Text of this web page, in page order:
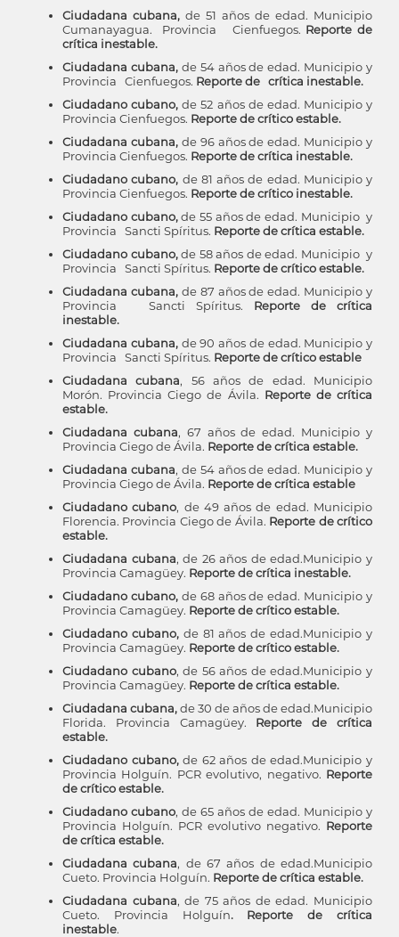
Ciudadana cubana, de 51 años de edad. Municipio
Cumanayagua. Provincia Cienfuegos. Reporte de
crítica inestable.
Ciudadana cubana,de 54 años de edad. Municipio y
Provincia Cienfuegos. Reporte de crítica inestable.
Ciudadano cubano, de 52 años de edad. Municipio y
Provincia Cienfuegos. Reporte de crítico estable.
Ciudadana cubana,de 96 años de edad. Municipio y
Provincia Cienfuegos. Reporte de crítica inestable.
Ciudadano cubano, de 81 años de edad. Municipio y
Provincia Cienfuegos. Reporte de crítico inestable.
Ciudadano cubano,de 55 años de edad. Municipio y
Provincia Sancti Spíritus. Reporte de crítica estable.
Ciudadano cubano,de 58 años de edad. Municipio y
Provincia Sancti Spíritus. Reporte de crítico estable.
Ciudadana cubana,de 87 años de edad. Municipio y
Provincia Sancti Spíritus. Reporte de crítica
inestable.
Ciudadana cubana,de 90 años de edad. Municipio y
Provincia Sancti Spíritus. Reporte de crítico estable
Ciudadana cubana, 56 años de edad. Municipio
Morón. Provincia Ciego de Ávila. Reporte de crítica
estable.
Ciudadana cubana, 67 años de edad. Municipio y
Provincia Ciego de Ávila. Reporte de crítica estable.
Ciudadana cubana, de 54 años de edad. Municipio y
Provincia Ciego de Ávila. Reporte de crítica estable
Ciudadano cubano, de 49 años de edad. Municipio
Florencia. Provincia Ciego de Ávila. Reporte de crítico
estable.
Ciudadana cubana, de 26 años de edad.Municipio y
Provincia Camagüey. Reporte de crítica inestable.
Ciudadano cubano, de 68 años de edad. Municipio y
Provincia Camagüey. Reporte de crítico estable.
Ciudadano cubano, de 81 años de edad.Municipio y
Provincia Camagüey. Reporte de crítico estable.
Ciudadano cubano, de 56 años de edad.Municipio y
Provincia Camagüey. Reporte de crítica estable.
Ciudadana cubana,de 30 de años de edad.Municipio
Florida. Provincia Camagüey. Reporte de crítica
estable.
Ciudadano cubano,de 62 años de edad.Municipio y
Provincia Holguín. PCR evolutivo, negativo. Reporte
de crítico estable.
Ciudadano cubano, de 65 años de edad. Municipio y
Provincia Holguín. PCR evolutivo negativo. Reporte
de crítica estable.
Ciudadana cubana, de 67 años de edad.Municipio
Cueto. Provincia Holguín. Reporte de crítica estable.
Ciudadana cubana, de 75 años de edad. Municipio
Cueto. Provincia Holguín. Reporte de crítica
inestable.